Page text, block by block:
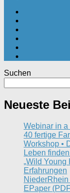
Suchen
Neueste
Webinar in a
40 fertige
Workshop •
Leben
„Wild Young
Erfahrungen
NiederRhein
EPaper